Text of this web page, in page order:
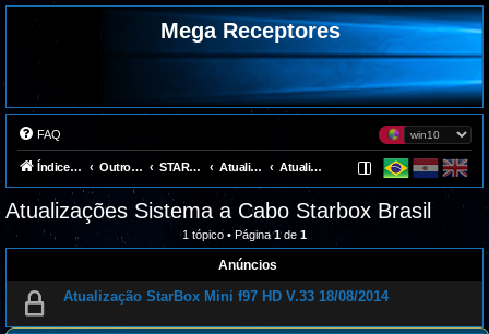
Mega Receptores
FAQ
Índice do fórum Outros Receptores STARBOX Atualizações Atualizações Sistema a Cabo Starbox Brasil
Atualizações Sistema a Cabo Starbox Brasil
1 tópico • Página1de 1
Anúncios
Atualização StarBox Mini f97 HD V.33 18/08/2014